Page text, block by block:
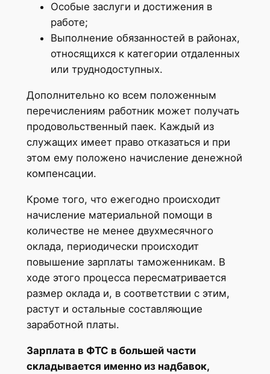
Особые заслуги и достижения в
работе;
Выполнение обязанностей в районах,
относящихся к категории отдаленных
или труднодоступных.
Дополнительно ко всем положенным
перечислениям работник может получать
продовольственный паек. Каждый из
служащих имеет право отказаться и при
этом ему положено начисление денежной
компенсации.
Кроме того, что ежегодно происходит
начисление материальной помощи в
количестве не менее двухмесячного
оклада, периодически происходит
повышение зарплаты таможенникам. В
ходе этого процесса пересматривается
размер оклада и, в соответствии с этим,
растут и остальные составляющие
заработной платы.
Зарплата в ФТС в большей части
складывается именно из надбавок,